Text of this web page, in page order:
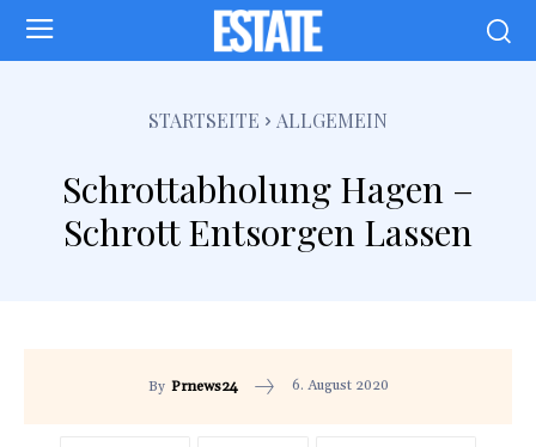
STARTSEITE ALLGEMEIN
Schrottabholung Hagen –
Schrott Entsorgen Lassen
By Prnews24 6. August 2020